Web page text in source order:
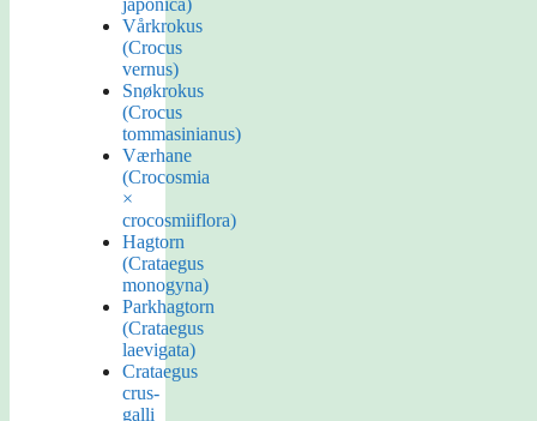
japonica)
Vårkrokus
(Crocus
vernus)
Snøkrokus
(Crocus
tommasinianus)
Værhane
(Crocosmia
×
crocosmiiflora)
Hagtorn
(Crataegus
monogyna)
Parkhagtorn
(Crataegus
laevigata)
Crataegus
crus-
galli